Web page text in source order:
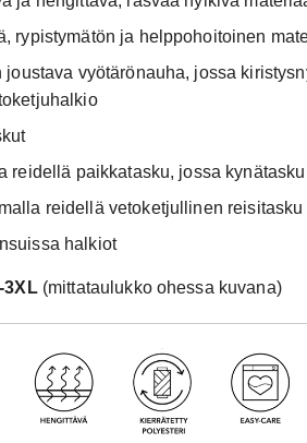
rypistymätön ja helppohoitoinen
joustava vyötärönauha, jossa
reidellä paikkatasku, jossa kynätasku
reidellä vetoketjullinen reisitasku
halkiot
3XL (mittataulukko ohessa kuvana)